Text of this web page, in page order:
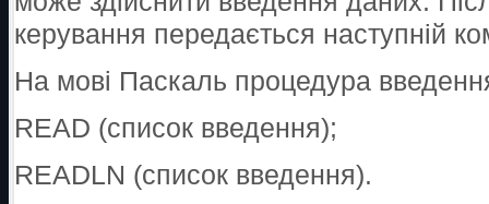
керування передається наступній
На мові Паскаль процедура
READ (список введення);
READLN (список введення).